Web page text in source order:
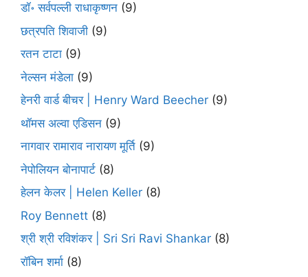
डॉ॰ सर्वपल्ली राधाकृष्णन (9)
छत्रपति शिवाजी (9)
रतन टाटा (9)
नेल्सन मंडेला (9)
हेनरी वार्ड बीचर | Henry Ward Beecher (9)
थॉमस अल्वा एडिसन (9)
नागवार रामाराव नारायण मूर्ति (9)
नेपोलियन बोनापार्ट (8)
हेलन केलर | Helen Keller (8)
Roy Bennett (8)
श्री श्री रविशंकर | Sri Sri Ravi Shankar (8)
रॉबिन शर्मा (8)